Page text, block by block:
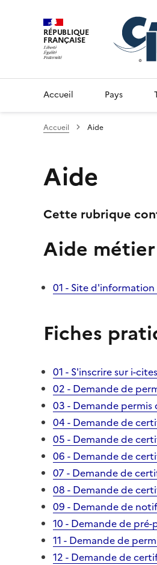
RÉPUBLIQUE
FRANÇAISE
Accueil Pays
Accueil Aide
Aide
Cette rubrique
Aide métier
01 - Site
Fiches
01 - S'inscrire sur i-cites
02 - Demande de
03 - Demande permis
04 - Demande de
05 - Demande de
06 - Demande de
07 - Demande de
08 - Demande de
09 - Demande de
10 - Demande de
11 - Demande de
12 - Demande de